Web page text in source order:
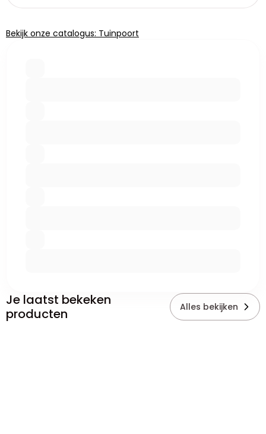
Bekijk onze catalogus: Tuinpoort
Je laatst bekeken
producten
Alles bekijken